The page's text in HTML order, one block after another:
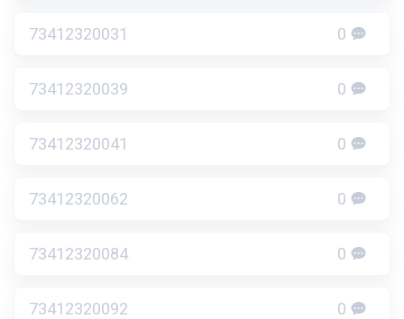
73412320031 0
73412320039 0
73412320041 0
73412320062 0
73412320084 0
73412320092 0